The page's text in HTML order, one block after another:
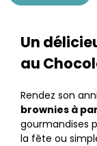
Un
au
Rendez son
brownies à
gourmandises
la fête ou